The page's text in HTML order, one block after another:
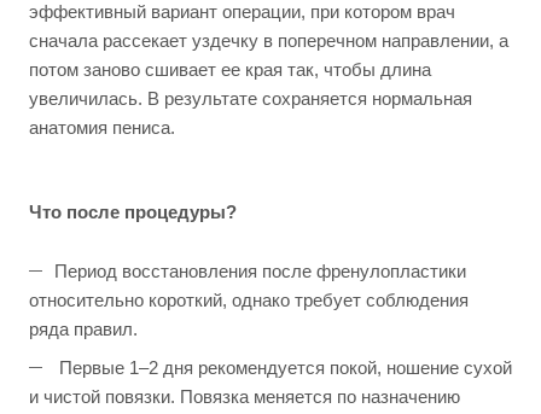
эффективный вариант операции, при котором врач
сначала рассекает уздечку в поперечном направлении, а
потом заново сшивает ее края так, чтобы длина
увеличилась. В результате сохраняется нормальная
анатомия пениса.
Что после процедуры?
Период восстановления после френулопластики
относительно короткий, однако требует соблюдения
ряда правил.
Первые 1–2 дня рекомендуется покой, ношение сухой
и чистой повязки. Повязка меняется по назначению